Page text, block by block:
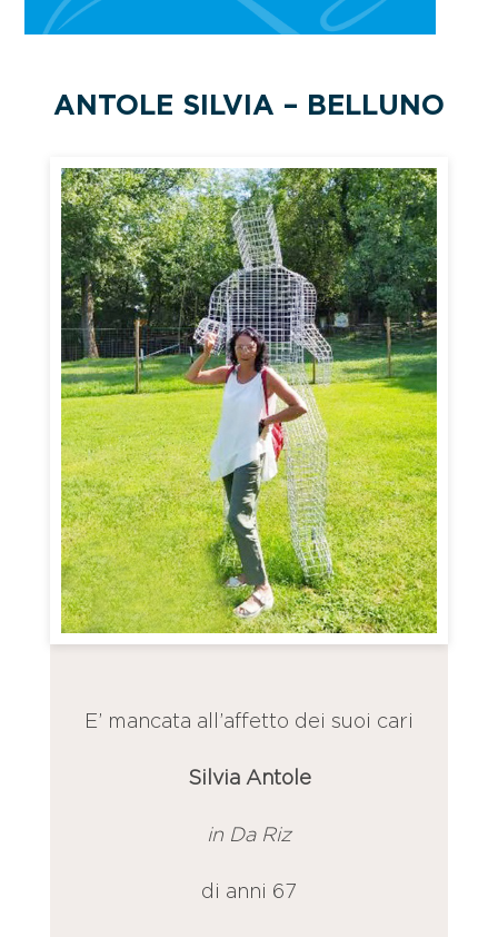
ANTOLE SILVIA – BELLUNO
E’ mancata all’affetto dei suoi cari
Silvia Antole
in Da Riz
di anni 67